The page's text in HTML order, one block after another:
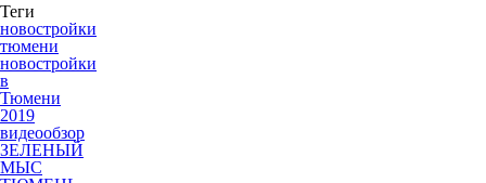
Теги
новостройки
тюмени
новостройки
в
Тюмени
2019
видеообзор
ЗЕЛЕНЫЙ
МЫС